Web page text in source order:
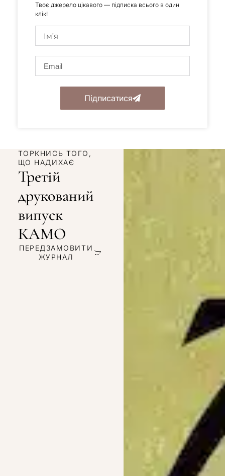
Твоє джерело цікавого — підписка всього в один
клік!
Підписатися
ТОРКНИСЬ ТОГО,
ЩО НАДИХАЄ
Третій
друкований
випуск
КАМО
ПЕРЕДЗАМОВИТИ
ЖУРНАЛ